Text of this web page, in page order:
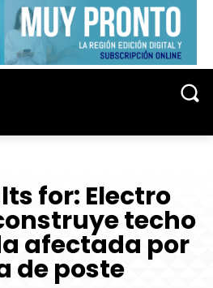
for: Electro
techo
afectada por
de poste